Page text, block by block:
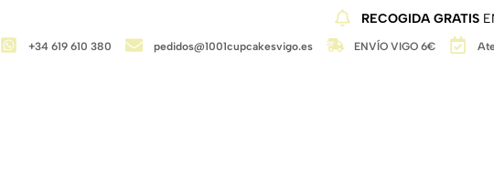
RECOGIDA GRATIS
+34 619 610 380 pedidos@1001cupcakesvigo.es ENVÍO VIGO 6€